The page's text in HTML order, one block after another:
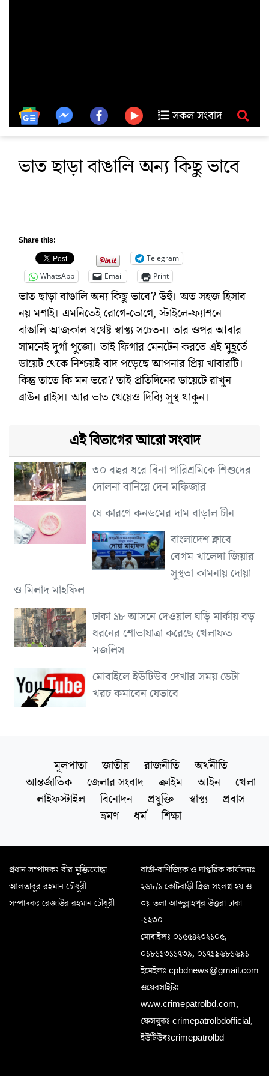
সকল সংবাদ
ভাত ছাড়া বাঙালি অন্য কিছু ভাবে
Share this:
Telegram
WhatsApp
Email Print
ভাত ছাড়া বাঙালি অন্য কিছু ভাবে? উহুঁ। অত সহজ হিসাব
নয় মশাই। এমনিতেই রোগে-ভোগে, স্টাইলে-ফ্যাশনে
বাঙালি আজকাল যথেষ্ট স্বাস্থ্য সচেতন। তার ওপর আবার
সামনেই দুর্গা পুজো। তাই ফিগার মেনটেন করতে এই মুহূর্তে
ডায়েট থেকে নিশ্চয়ই বাদ পড়েছে আপনার প্রিয় খাবারটি।
কিন্তু তাতে কি মন ভরে? তাই প্রতিদিনের ডায়েটে রাখুন
ব্রাউন রাইস। আর ভাত খেয়েও দিব্যি সুস্থ থাকুন।
এই বিভাগের আরো সংবাদ
৩০ বছর ধরে বিনা পারিশ্রমিকে শিশুদের
দোলনা বানিয়ে দেন মফিজার
যে কারণে কনডমের দাম বাড়াল চীন
বাংলাদেশ ক্লাবে
বেগম খালেদা জিয়ার
সুস্থতা কামনায় দোয়া
ও মিলাদ মাহফিল
ঢাকা ১৮ আসনে দেওয়াল ঘড়ি মার্কায় বড়
ধরনের শোভাযাত্রা করেছে খেলাফত
মজলিস
মোবাইলে ইউটিউব দেখার সময় ডেটা
খরচ কমাবেন যেভাবে
মূলপাতা জাতীয় রাজনীতি
অর্থনীতি
আন্তর্জাতিক
জেলার সংবাদ ক্রাইম আইন
খেলা
লাইফস্টাইল
বিনোদন প্রযুক্তি স্বাস্থ্য
প্রবাস
ভ্রমণ
ধর্ম শিক্ষা
প্রধান সম্পাদকঃ বীর মুক্তিযোদ্ধা
আলতাবুর রহমান চৌধুরী
সম্পাদকঃ রেজাউর রহমান চৌধুরী
বার্তা-বাণিজ্যিক ও দাপ্তরিক কার্যালয়ঃ
২৬৮/১ কোটবাড়ী ব্রিজ সংলগ্ন ২য় ও
৩য় তলা আব্দুল্লাহপুর উত্তরা ঢাকা
-১২৩০
মোবাইলঃ ০১৫৫৪২৩২১০৫,
০১৮১১৩১১৭৩৯, ০১৭১৯৬৮১৬৯১
ইমেইলঃ cpbdnews@gmail.com
ওয়েবসাইটঃ
www.crimepatrolbd.com,
ফেসবুকঃ crimepatrolbdofficial,
ইউটিউবঃcrimepatrolbd